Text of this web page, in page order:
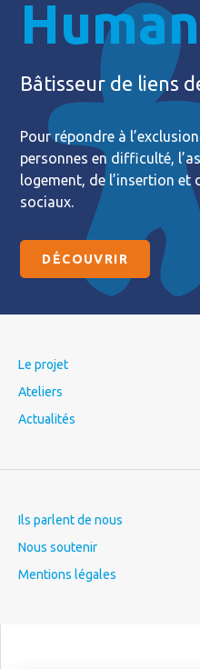
Bâtisseur de liens
Pour répondre à
personnes en difficulté,
logement, de l’insertion et
sociaux.
DÉCOUVRIR
Le projet
Ateliers
Actualités
Ils parlent de nous
Nous soutenir
Mentions légales